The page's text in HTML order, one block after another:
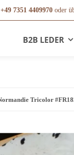
+49 7351 4409970 oder
B2B LEDER
Tricolor